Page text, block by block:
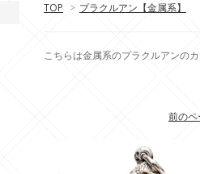
TOP > プラクルアン【金属系】
こちらは金属系のプラクルアンの
前の